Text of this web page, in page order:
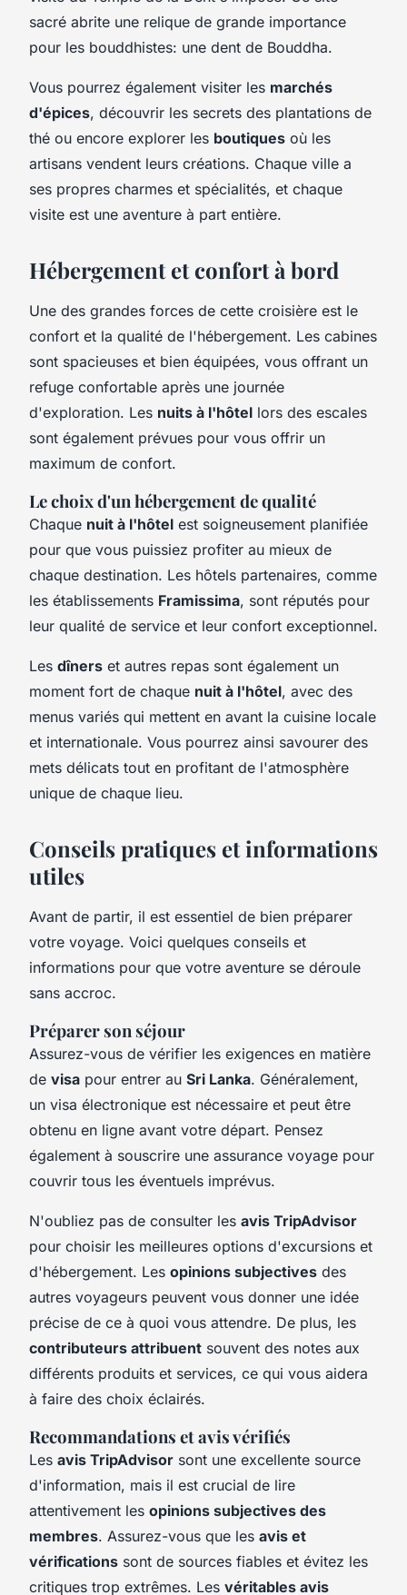
sacré abrite une relique de grande importance
pour les bouddhistes: une dent de Bouddha.
Vous pourrez également visiter les marchés
d'épices, découvrir les secrets des plantations de
thé ou encore explorer les boutiques où les
artisans vendent leurs créations. Chaque ville a
ses propres charmes et spécialités, et chaque
visite est une aventure à part entière.
Hébergement et confort à bord
Une des grandes forces de cette croisière est le
confort et la qualité de l'hébergement. Les cabines
sont spacieuses et bien équipées, vous offrant un
refuge confortable après une journée
d'exploration. Les nuits à l'hôtel lors des escales
sont également prévues pour vous offrir un
maximum de confort.
Le choix d'un hébergement de qualité
Chaque nuit à l'hôtel est soigneusement planifiée
pour que vous puissiez profiter au mieux de
chaque destination. Les hôtels partenaires, comme
les établissements Framissima, sont réputés pour
leur qualité de service et leur confort exceptionnel.
Les dîners et autres repas sont également un
moment fort de chaque nuit à l'hôtel, avec des
menus variés qui mettent en avant la cuisine locale
et internationale. Vous pourrez ainsi savourer des
mets délicats tout en profitant de l'atmosphère
unique de chaque lieu.
Conseils pratiques et informations
utiles
Avant de partir, il est essentiel de bien préparer
votre voyage. Voici quelques conseils et
informations pour que votre aventure se déroule
sans accroc.
Préparer son séjour
Assurez-vous de vérifier les exigences en matière
de visa pour entrer au Sri Lanka. Généralement,
un visa électronique est nécessaire et peut être
obtenu en ligne avant votre départ. Pensez
également à souscrire une assurance voyage pour
couvrir tous les éventuels imprévus.
N'oubliez pas de consulter les avis TripAdvisor
pour choisir les meilleures options d'excursions et
d'hébergement. Les opinions subjectives des
autres voyageurs peuvent vous donner une idée
précise de ce à quoi vous attendre. De plus, les
contributeurs attribuent souvent des notes aux
différents produits et services, ce qui vous aidera
à faire des choix éclairés.
Recommandations et avis vérifiés
Les avis TripAdvisor sont une excellente source
d'information, mais il est crucial de lire
attentivement les opinions subjectives des
membres. Assurez-vous que les avis et
vérifications sont de sources fiables et évitez les
critiques trop extrêmes. Les véritables avis